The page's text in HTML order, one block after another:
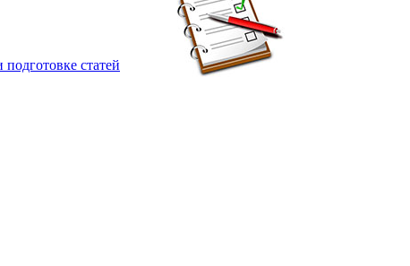
статей